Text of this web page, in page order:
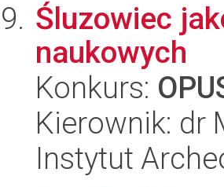
Śluzowiec
naukowych
Konkurs:
Kierownik: dr
Instytut